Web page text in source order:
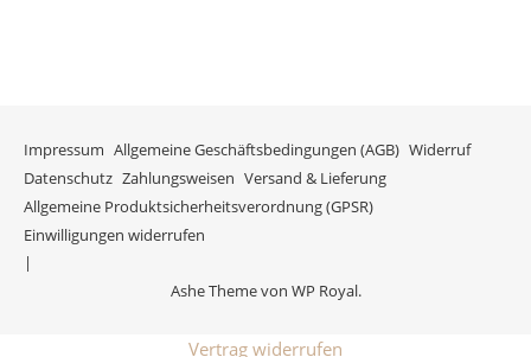
Impressum Allgemeine Geschäftsbedingungen (AGB) Widerruf
Datenschutz Zahlungsweisen Versand & Lieferung
Allgemeine Produktsicherheitsverordnung (GPSR)
Einwilligungen widerrufen
Ashe Theme von WP Royal.
Vertrag widerrufen